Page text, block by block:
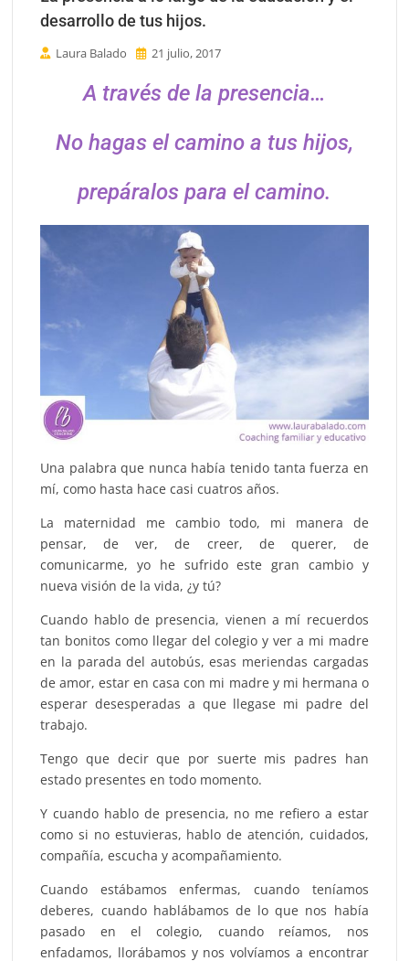
desarrollo de tus hijos.
Laura Balado 21 julio, 2017
A través de la presencia…
No hagas el camino a tus hijos,
prepáralos para el camino.
Una palabra que nunca había tenido tanta fuerza en
mí, como hasta hace casi cuatros años.
La maternidad me cambio todo, mi manera de
pensar, de ver, de creer, de querer, de
comunicarme, yo he sufrido este gran cambio y
nueva visión de la vida, ¿y tú?
Cuando hablo de presencia, vienen a mí recuerdos
tan bonitos como llegar del colegio y ver a mi madre
en la parada del autobús, esas meriendas cargadas
de amor, estar en casa con mi madre y mi hermana o
esperar desesperadas a que llegase mi padre del
trabajo.
Tengo que decir que por suerte mis padres han
estado presentes en todo momento.
Y cuando hablo de presencia, no me refiero a estar
como si no estuvieras, hablo de atención, cuidados,
compañía, escucha y acompañamiento.
Cuando estábamos enfermas, cuando teníamos
deberes, cuando hablábamos de lo que nos había
pasado en el colegio, cuando reíamos, nos
enfadamos, llorábamos y nos volvíamos a encontrar